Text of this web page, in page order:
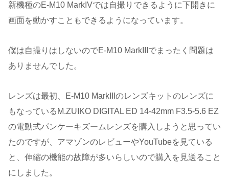
新機種のE-M10 MarkIVでは自撮りできるように下開きに
画面を動かすこともできるようになっています。
僕は自撮りはしないのでE-M10 MarkIIIでまったく問題は
ありませんでした。
レンズは最初、E-M10 MarkIIIのレンズキットのレンズに
もなっているM.ZUIKO DIGITAL ED 14-42mm F3.5-5.6 EZ
の電動式パンケーキズームレンズを購入しようと思ってい
たのですが、アマゾンのレビューやYouTubeを見ている
と、伸縮の機能の故障が多いらしいので購入を見送ること
にしました。